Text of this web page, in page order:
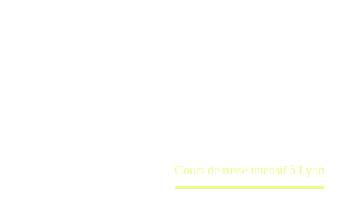
Cours de russe intensif à Lyon